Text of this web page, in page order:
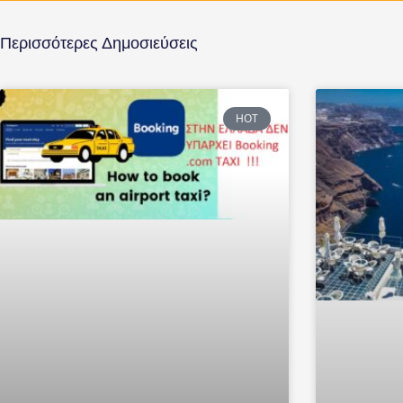
Περισσότερες Δημοσιεύσεις
HOT